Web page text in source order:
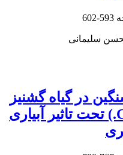
593-602
سلیمانی
در گیاه گشنیز
(Coriandrum sativum L.) تحت تاثیر آبیاری